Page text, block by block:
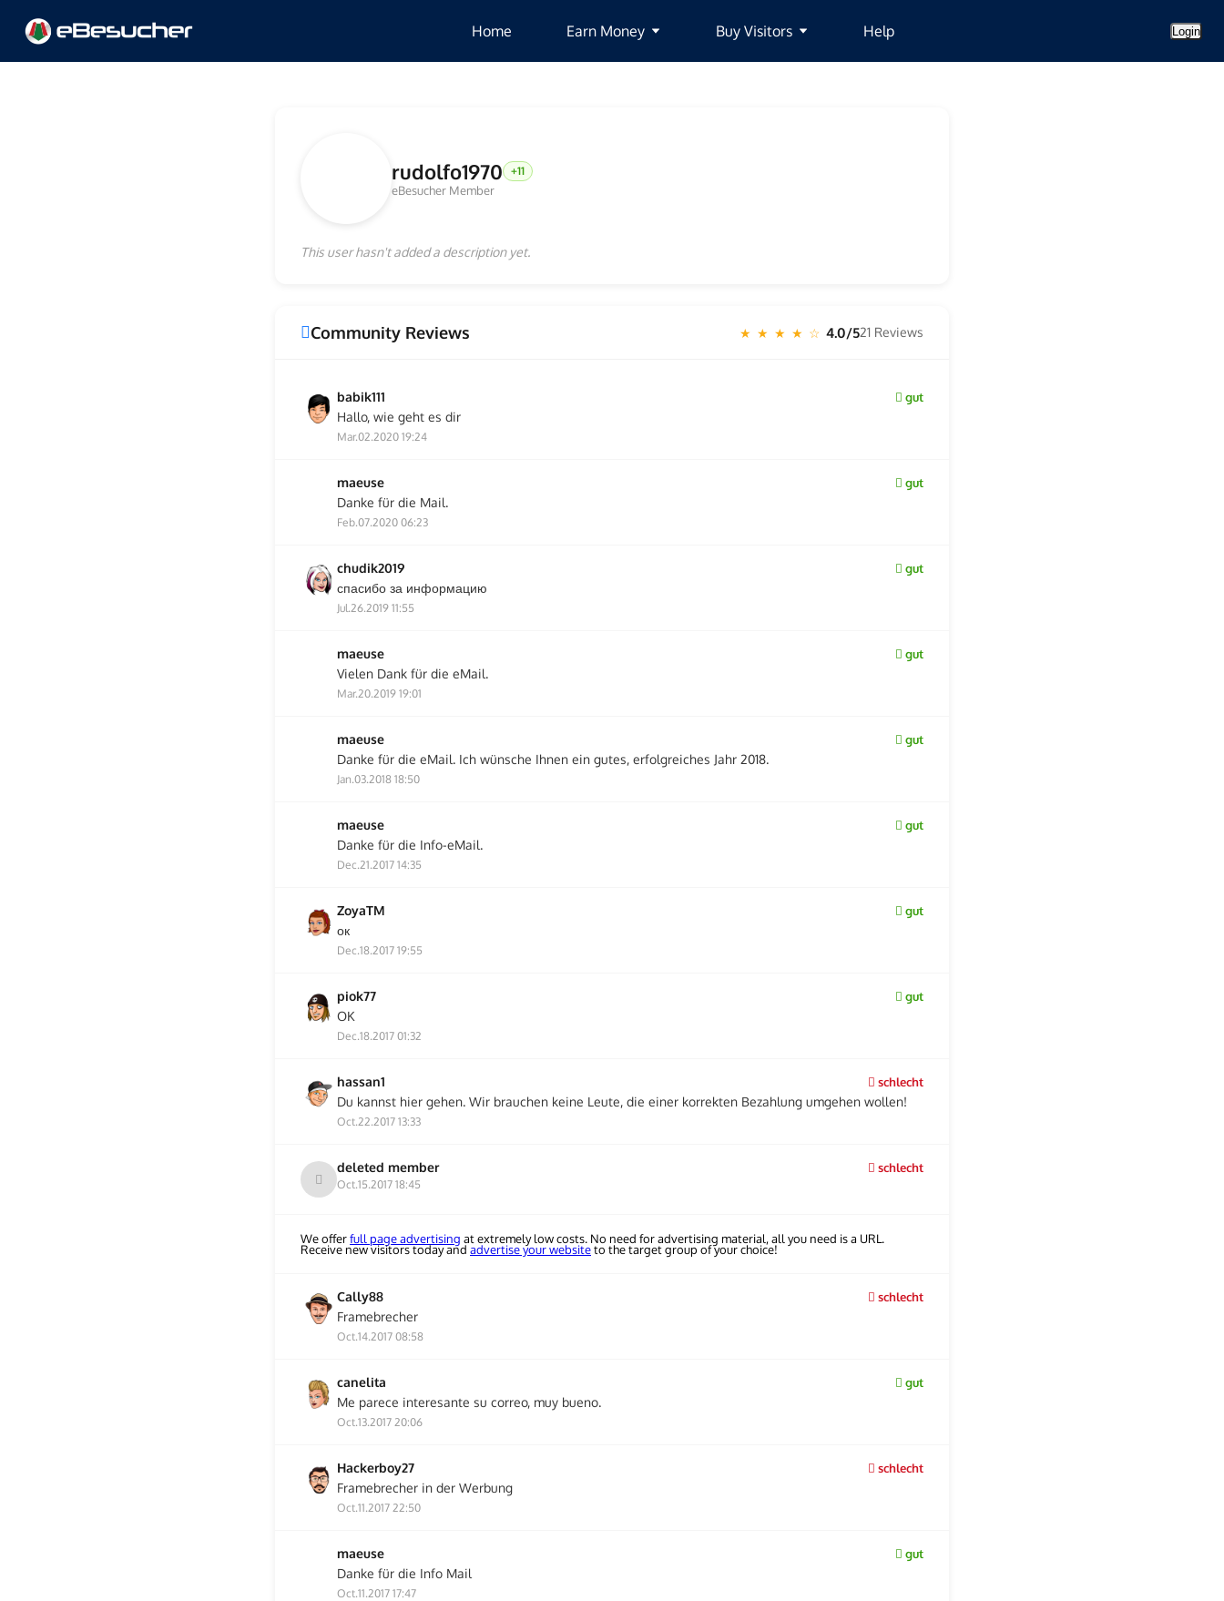
Home Earn Money Buy Visitors Help Login
rudolfo1970 +11
eBesucher Member
This user hasn't added a description yet.
Community Reviews ★ ★ ★ ★ ☆ 4.0/521 Reviews
babik111 gut
Hallo, wie geht es dir
Mar.02.2020 19:24
maeuse gut
Danke für die Mail.
Feb.07.2020 06:23
chudik2019 gut
спасибо за информацию
Jul.26.2019 11:55
maeuse gut
Vielen Dank für die eMail.
Mar.20.2019 19:01
maeuse gut
Danke für die eMail. Ich wünsche Ihnen ein gutes, erfolgreiches Jahr 2018.
Jan.03.2018 18:50
maeuse gut
Danke für die Info-eMail.
Dec.21.2017 14:35
ZoyaTM gut
ок
Dec.18.2017 19:55
piok77 gut
OK
Dec.18.2017 01:32
hassan1 schlecht
Du kannst hier gehen. Wir brauchen keine Leute, die einer korrekten Bezahlung umgehen wollen!
Oct.22.2017 13:33
deleted member schlecht
Oct.15.2017 18:45
We offerfull page advertising at extremely low costs. No need for advertising material, all you need is a URL.
Receive new visitors today and advertise your websiteto the target group of your choice!
Cally88 schlecht
Framebrecher
Oct.14.2017 08:58
canelita gut
Me parece interesante su correo, muy bueno.
Oct.13.2017 20:06
Hackerboy27 schlecht
Framebrecher in der Werbung
Oct.11.2017 22:50
maeuse gut
Danke für die Info Mail
Oct.11.2017 17:47